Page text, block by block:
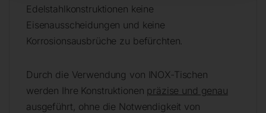
Edelstahlkonstruktionen keine
Eisenausscheidungen und keine
Korrosionsausbrüche zu befürchten.
Durch die Verwendung von INOX-Tischen
werden Ihre Konstruktionen präzise und genau
ausgeführt, ohne die Notwendigkeit von